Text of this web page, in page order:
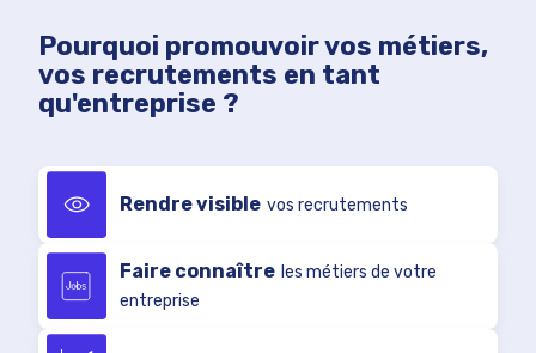
Pourquoi promouvoir vos métiers,
vos recrutements en tant
qu'entreprise ?
Rendre visible vos recrutements
Faire connaître les métiers de votre
entreprise